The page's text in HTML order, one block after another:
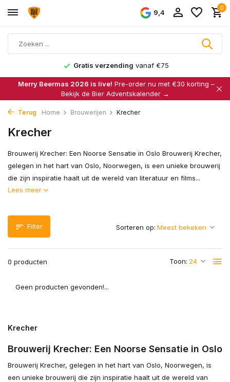
9,4
0
Gratis verzending vanaf €75
Merry Beermas 2026 is live! Pre-order nu met €30 korting –
Bekijk de Bier Adventskalender →
Terug Home Brouwerijen Krecher
Krecher
Brouwerij Krecher: Een Noorse Sensatie in Oslo Brouwerij Krecher,
gelegen in het hart van Oslo, Noorwegen, is een unieke brouwerij
die zijn inspiratie haalt uit de wereld van literatuur en films...
Lees meer
Filter
0 producten Toon:
Sorteren op:
Geen producten gevonden!...
Krecher
Brouwerij Krecher: Een Noorse Sensatie in Oslo
Brouwerij Krecher, gelegen in het hart van Oslo, Noorwegen, is
een unieke brouwerij die zijn inspiratie haalt uit de wereld van